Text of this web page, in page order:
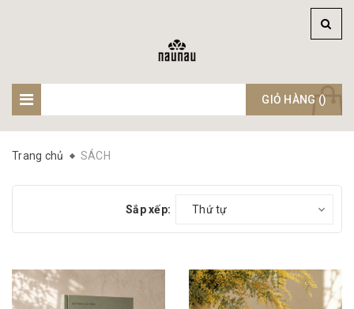
GIỎ HÀNG ()
Trang chủ SÁCH
Sắp xếp: Thứ tự